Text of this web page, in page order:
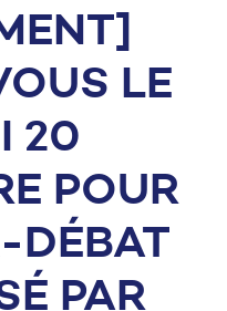
LE
20
POUR
DÉBAT
PAR